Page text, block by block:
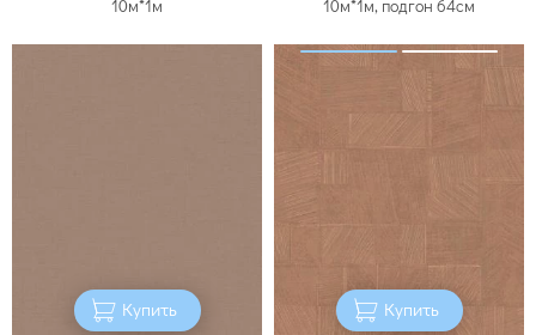
10м*1м
Купить
10м*1м, подгон 64см
Купить